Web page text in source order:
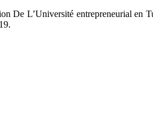
congrès de L’Académie de l’entrepreneuriat L’écosystème entrepreneurial : ‎enjeu(x) pour